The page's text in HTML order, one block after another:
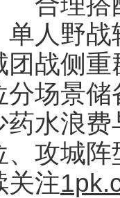
单人野
团战侧
分场景
药水浪
、攻城
关注